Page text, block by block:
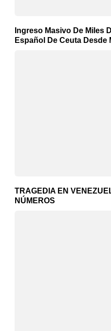
Ingreso Masivo De Miles
Español De Ceuta Desde
TRAGEDIA EN
NÚMEROS